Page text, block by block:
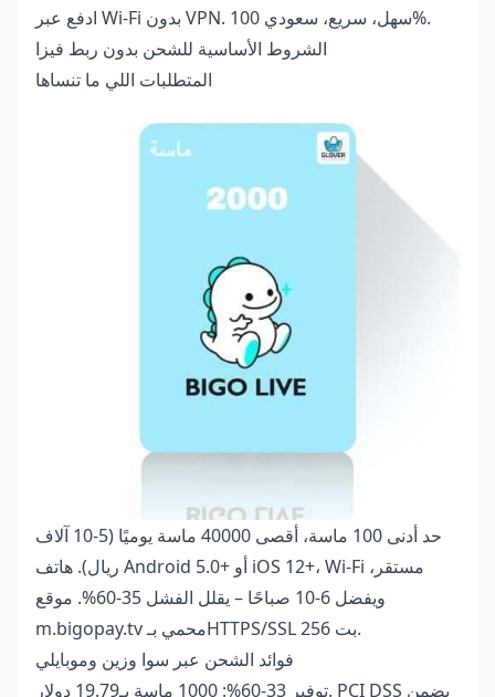
ادفع عبر Wi-Fi بدون VPN. سهل، سريع، سعودي 100%.
الشروط الأساسية للشحن بدون ربط فيزا
المتطلبات اللي ما تنساها
حد أدنى 100 ماسة، أقصى 40000 ماسة يوميًا (5-10 آلاف
ريال). هاتف Android 5.0+ أو iOS 12+، Wi-Fi مستقر،
ويفضل 6-10 صباحًا – يقلل الفشل 35-60%. موقع
m.bigopay.tv محمي بـHTTPS/SSL 256 بت.
فوائد الشحن عبر سوا وزين وموبايلي
توفير 33-60%: 1000 ماسة بـ19.79 دولار. PCI DSS يضمن